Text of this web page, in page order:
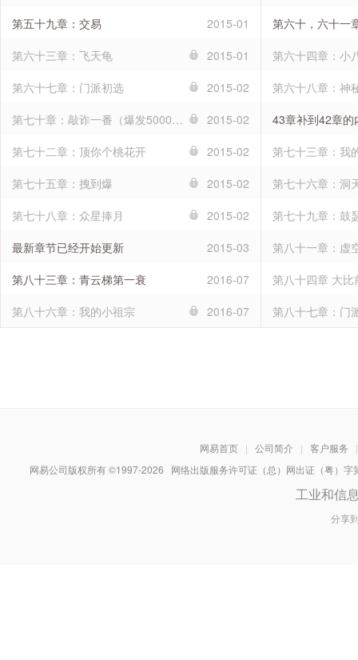
第五十九章：交易
2015-01
第六十，六十一
第六十三章：飞天龟
2015-01
第六十四章：小
第六十七章：门派初选
2015-02
第六十八章：神
第七十章：敲诈一番（爆发5000字更）
2015-02
43章补到42章的
第七十二章：顶你个桃花开
2015-02
第七十三章：我
第七十五章：拽到爆
2015-02
第七十六章：洞
第七十八章：众星捧月
2015-02
第七十九章：鼓
最新章节已经开始更新
2015-03
第八十一章：虚
第八十三章：青云梯第一衰
2016-07
第八十四章 大比
第八十六章：我的小祖宗
2016-07 第八十七章：门
网易首页 | 公司简介 | 客户服务
|
网易公司版权所有 ©1997-2026 网络出版服务许可证（总）网出证（粤）
工业和信
分享